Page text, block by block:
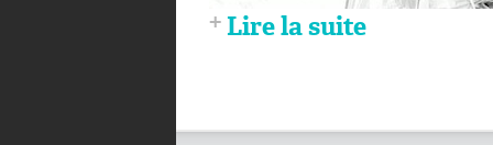
Lire la suite